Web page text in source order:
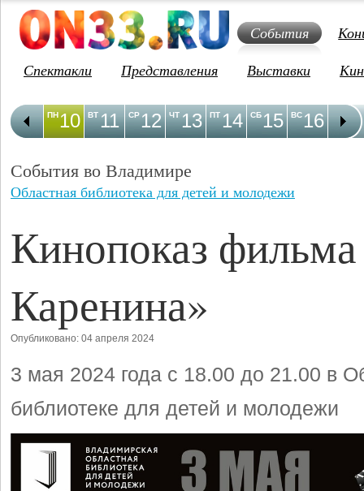
События
Спектакли
Представления Выставки
10
ПН 11
ВТ 12
СР 13
ЧТ 14
ПТ 15
СБ 16
ВС 17
ПН
События во Владимире
Областная библиотека для детей и молодежи
Кинопоказ
Каренина»
Опубликовано: 04 апреля 2024
3 мая 2024 года с 18.00 до 21.00 в
библиотеке для детей и молодежи